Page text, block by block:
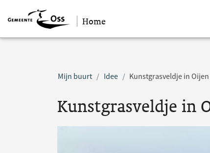
Sla navigatie over Home
Mijn buurt Idee Kunstgrasveldje in Oijen
Kunstgrasveldje in